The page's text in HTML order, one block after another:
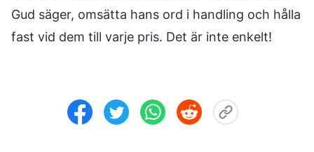
Gud säger, omsätta hans ord i handling och hålla
fast vid dem till varje pris. Det är inte enkelt!